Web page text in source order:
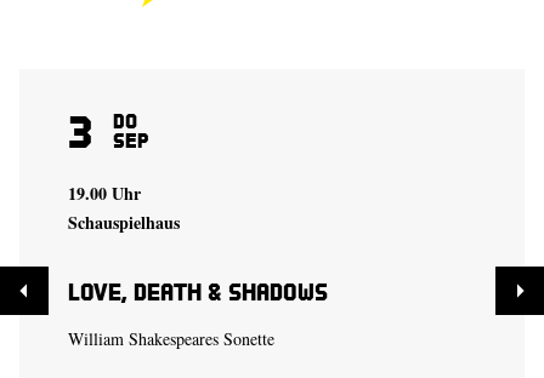
3 Do
Sep
19.00 Uhr
Schauspielhaus
Love, Death & Shadows
William Shakespeares Sonette